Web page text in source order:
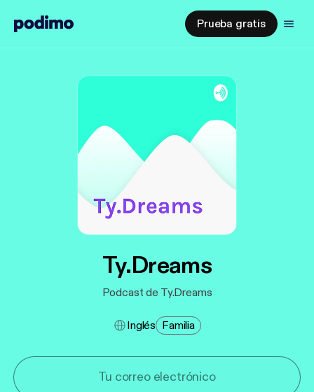
Prueba gratis
Ty.Dreams
Podcast de Ty.Dreams
Inglés Familia